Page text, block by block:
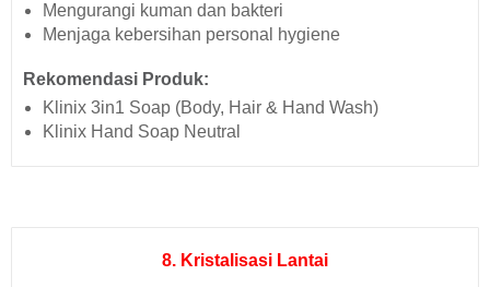
Mengurangi kuman dan bakteri
Menjaga kebersihan personal hygiene
Rekomendasi Produk:
Klinix 3in1 Soap (Body, Hair & Hand Wash)
Klinix Hand Soap Neutral
8. Kristalisasi Lantai